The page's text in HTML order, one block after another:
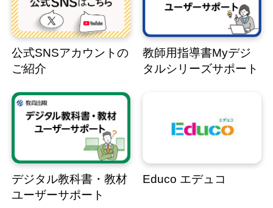
公式SNSアカウントの
ご紹介
教師用指導書Myデジ
タルシリーズサポート
デジタル教科書・教材
ユーザーサポート
Educo エデュコ